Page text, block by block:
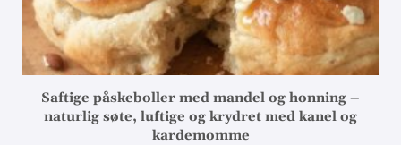
Saftige påskeboller med mandel og honning –
naturlig søte, luftige og krydret med kanel og
kardemomme